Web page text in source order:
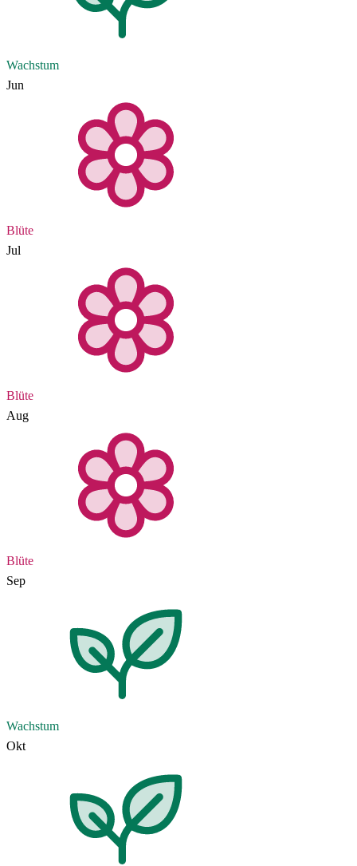
Wachstum
Jun
Blüte
Jul
Blüte
Aug
Blüte
Sep
Wachstum
Okt